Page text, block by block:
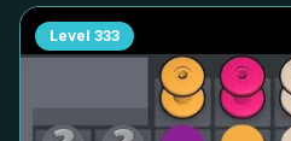
Level 333